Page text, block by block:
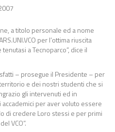
a titolo personale ed a nome
per l’ottima riuscita
a Tecnoparco”, dice il
– prosegue il Presidente – per
e dei nostri studenti che si
gli intervenuti ed in
per aver voluto essere
di credere Loro stessi e per primi
VCO”.